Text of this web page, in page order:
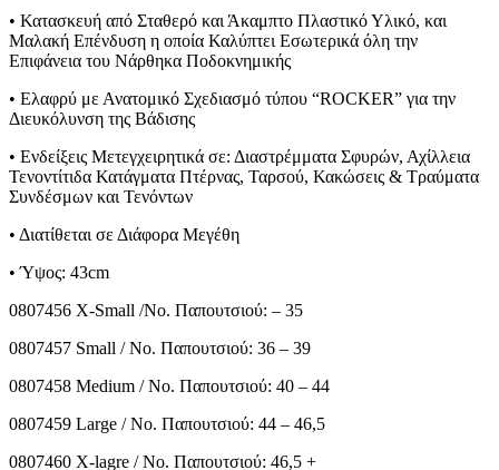
• Κατασκευή από Σταθερό και Άκαμπτο Πλαστικό Υλικό, και
Μαλακή Επένδυση η οποία Καλύπτει Εσωτερικά όλη την
Επιφάνεια του Νάρθηκα Ποδοκνημικής
• Ελαφρύ με Ανατομικό Σχεδιασμό τύπου “ROCKER” για την
Διευκόλυνση της Βάδισης
• Ενδείξεις Μετεγχειρητικά σε: Διαστρέμματα Σφυρών, Αχίλλεια
Τενοντίτιδα Κατάγματα Πτέρνας, Ταρσού, Κακώσεις & Τραύματα
Συνδέσμων και Τενόντων
• Διατίθεται σε Διάφορα Μεγέθη
• Ύψος: 43cm
0807456 X-Small /Νο. Παπουτσιού: – 35
0807457 Small / Νο. Παπουτσιού: 36 – 39
0807458 Medium / Νο. Παπουτσιού: 40 – 44
0807459 Large / Νο. Παπουτσιού: 44 – 46,5
0807460 X-lagre / Νο. Παπουτσιού: 46,5 +